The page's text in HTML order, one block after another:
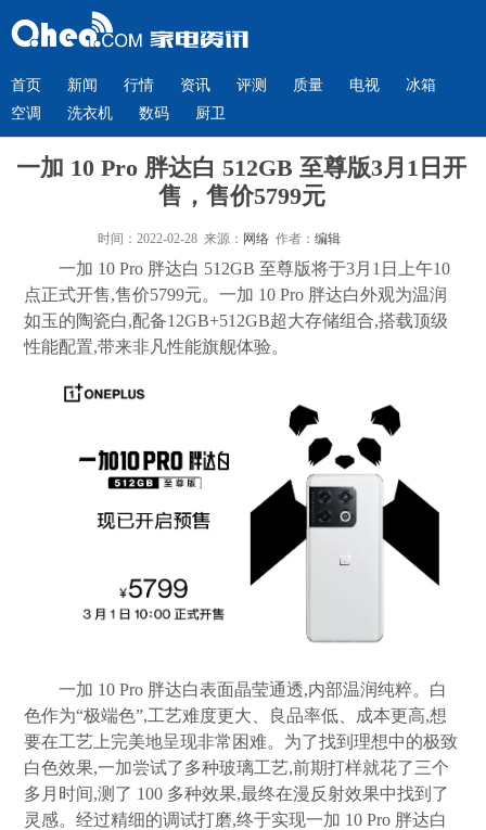
首页 新闻 行情 资讯 评测 质量 电视
冰箱
空调
洗衣机 数码 厨卫
一加 10 Pro 胖达白 512GB 至尊版3月1日开
售，售价5799元
时间：2022-02-28 来源： 网络作者： 编辑
一加 10 Pro 胖达白 512GB 至尊版将于3月1日上午10
点正式开售,售价5799元。一加 10 Pro 胖达白外观为温润
如玉的陶瓷白,配备12GB+512GB超大存储组合,搭载顶级
性能配置,带来非凡性能旗舰体验。
一加 10 Pro 胖达白表面晶莹通透,内部温润纯粹。白
色作为“极端色”,工艺难度更大、良品率低、成本更高,想
要在工艺上完美地呈现非常困难。为了找到理想中的极致
白色效果,一加尝试了多种玻璃工艺,前期打样就花了三个
多月时间,测了 100 多种效果,最终在漫反射效果中找到了
灵感。经过精细的调试打磨,终于实现一加 10 Pro 胖达白